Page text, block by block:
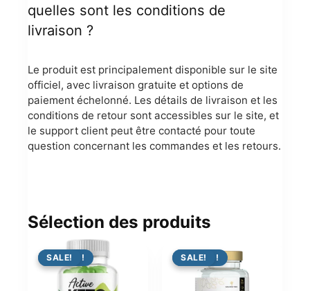
quelles sont les conditions de
livraison ?
Le produit est principalement disponible sur le site
officiel, avec livraison gratuite et options de
paiement échelonné. Les détails de livraison et les
conditions de retour sont accessibles sur le site, et
le support client peut être contacté pour toute
question concernant les commandes et les retours.
Sélection des produits
PROMO !
SALE! PROMO !
SALE!